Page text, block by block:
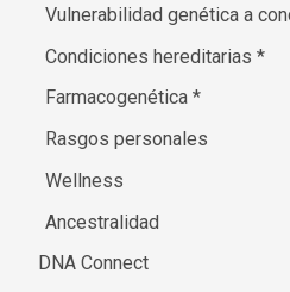
Vulnerabilidad genética a
Condiciones hereditarias*
Farmacogenética*
Rasgos personales
Wellness
Ancestralidad
DNA Connect